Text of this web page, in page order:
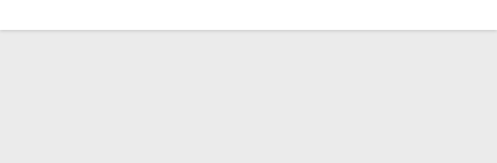
Лондон
од 2001